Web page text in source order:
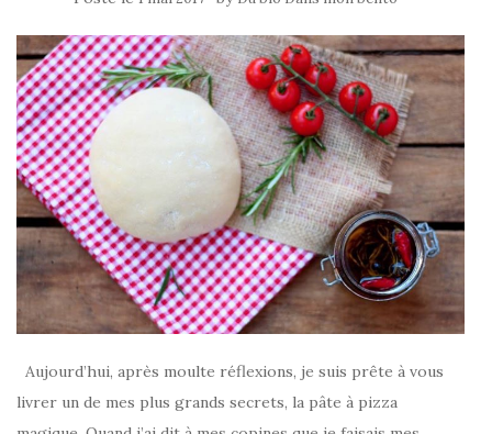
Aujourd’hui, après moulte réflexions, je suis prête à vous
livrer un de mes plus grands secrets, la pâte à pizza